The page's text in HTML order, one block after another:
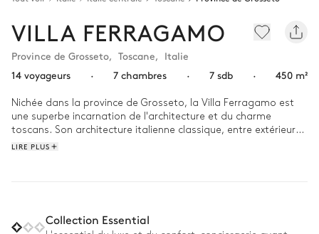
VILLA FERRAGAMO
Province de Grosseto, Toscane, Italie
14 voyageurs
· 7 chambres · 7 sdb · 450 m²
Nichée dans la province de Grosseto, la Villa Ferragamo est
une superbe incarnation de l'architecture et du charme
toscans. Son architecture italienne classique, entre extérieurs
en pierre rustique et toits en tuiles de terre cuite, se fond
détendre sur la plage. Le soir venu, choisissez entre la salle à
LIRE PLUS
Collection Essential